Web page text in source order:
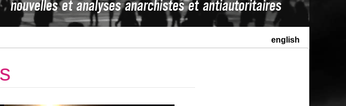
english